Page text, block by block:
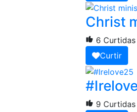
Christ
6 Curtidas
Curtir
9 Curtidas